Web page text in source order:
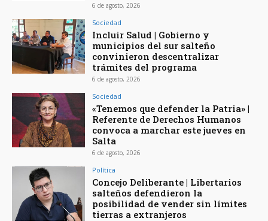
6 de agosto, 2026
Sociedad
Incluir Salud | Gobierno y
municipios del sur salteño
convinieron descentralizar
trámites del programa
6 de agosto, 2026
Sociedad
«Tenemos que defender la Patria» |
Referente de Derechos Humanos
convoca a marchar este jueves en
Salta
6 de agosto, 2026
Política
Concejo Deliberante | Libertarios
salteños defendieron la
posibilidad de vender sin límites
tierras a extranjeros